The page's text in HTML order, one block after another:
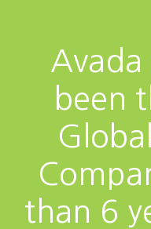
Avada
been
than 6